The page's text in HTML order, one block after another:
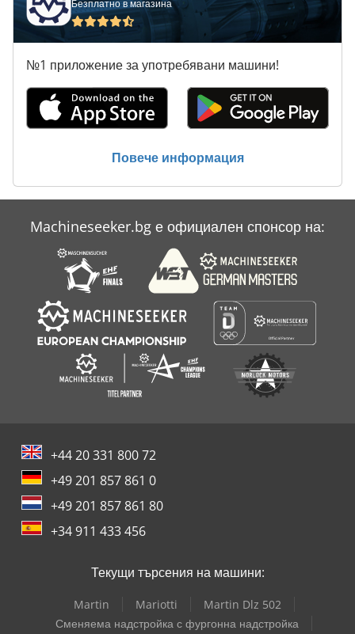
Пречистване На Машина
Производител На Транспортни Ленти
Производство На Строителни Материали
Безплатно в магазина
№1 приложение за употребявани машини!
Повече информация
Machineseeker.bg е официален спонсор на:
+44 20 331 800 72
+49 201 857 861 0
+49 201 857 861 80
+34 911 433 456
Текущи търсения на машини:
Martin Mariotti
Martin Dlz 502
Сменяема надстройка с фургонна надстройка